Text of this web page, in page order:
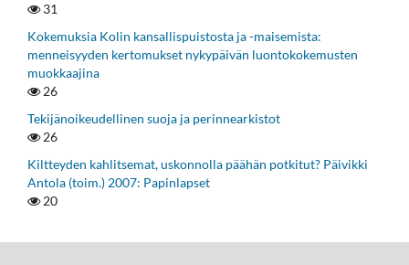
31
Kokemuksia Kolin kansallispuistosta ja -maisemista:
menneisyyden kertomukset nykypäivän luontokokemusten
muokkaajina
26
Tekijänoikeudellinen suoja ja perinnearkistot
26
Kiltteyden kahlitsemat, uskonnolla päähän potkitut? Päivikki
Antola (toim.) 2007: Papinlapset
20